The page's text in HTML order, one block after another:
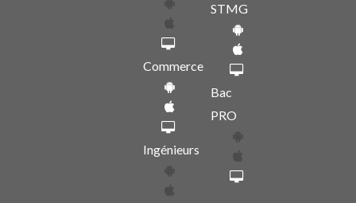
Commerce
Ingénieurs
STMG
Bac
PRO